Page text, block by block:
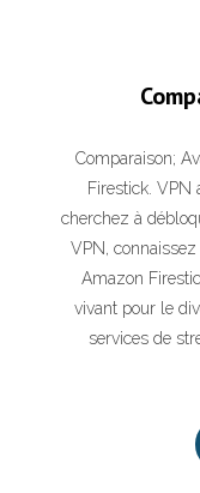
Comparaison;
Firestick. VPN
cherchez à
VPN, connaissez
Amazon
vivant pour le
services de